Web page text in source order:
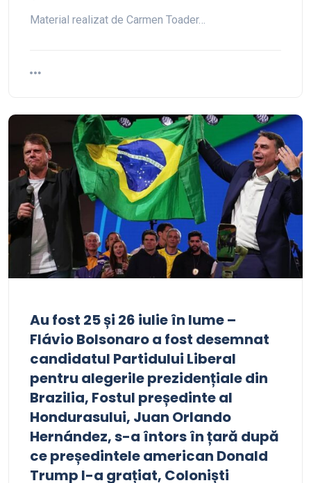
Material realizat de Carmen Toader…
Au fost 25 și 26 iulie în lume –
Flávio Bolsonaro a fost desemnat
candidatul Partidului Liberal
pentru alegerile prezidențiale din
Brazilia, Fostul președinte al
Hondurasului, Juan Orlando
Hernández, s-a întors în țară după
ce președintele american Donald
Trump l-a grațiat, Coloniști